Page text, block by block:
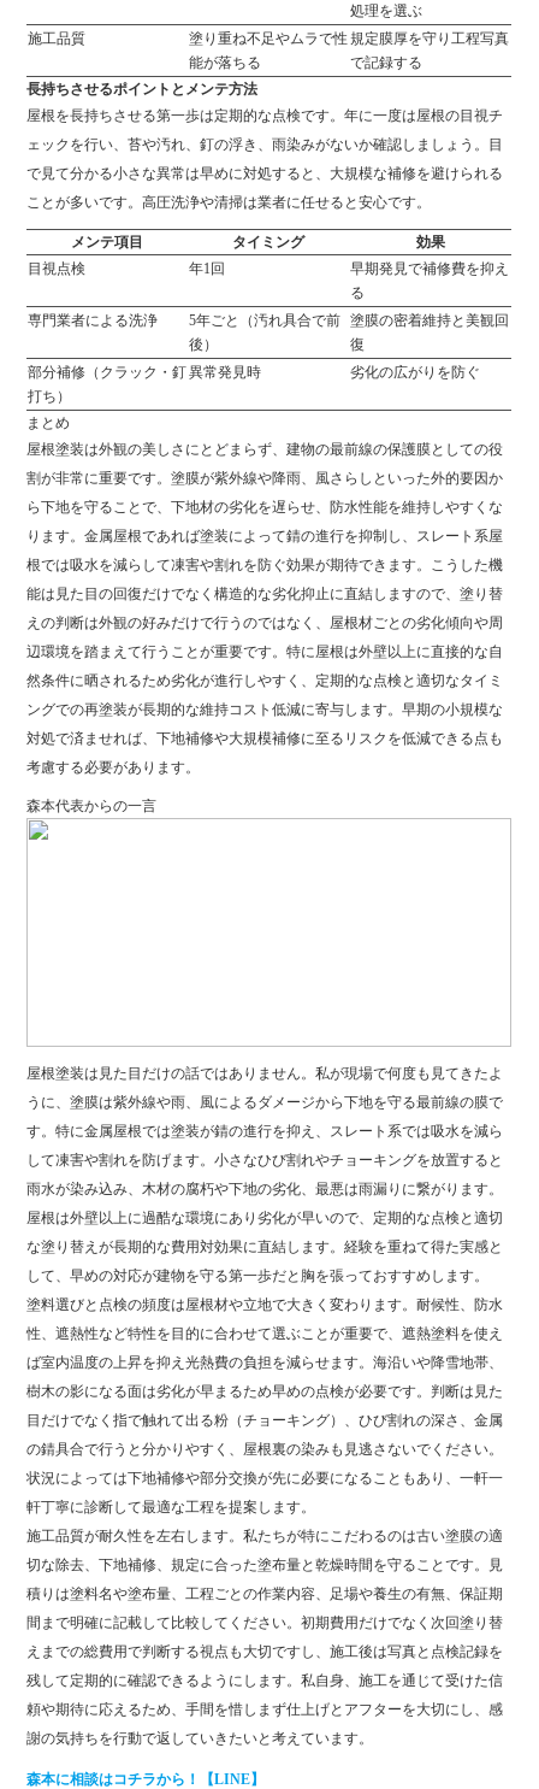
処理を選ぶ
施工品質
塗り重ね不足やムラで性
能が落ちる
規定膜厚を守り工程写真
で記録する
長持ちさせるポイントとメンテ方法
屋根を長持ちさせる第一歩は定期的な点検です。年に一度は屋根の目視チ
ェックを行い、苔や汚れ、釘の浮き、雨染みがないか確認しましょう。目
で見て分かる小さな異常は早めに対処すると、大規模な補修を避けられる
ことが多いです。高圧洗浄や清掃は業者に任せると安心です。
メンテ項目 タイミング
効果
目視点検
年1回
早期発見で補修費を抑え
る
専門業者による洗浄
5年ごと（汚れ具合で前
後）
塗膜の密着維持と美観回
復
部分補修（クラック・釘
打ち）
異常発見時 劣化の広がりを防ぐ
まとめ
屋根塗装は外観の美しさにとどまらず、建物の最前線の保護膜としての役
割が非常に重要です。塗膜が紫外線や降雨、風さらしといった外的要因か
ら下地を守ることで、下地材の劣化を遅らせ、防水性能を維持しやすくな
ります。金属屋根であれば塗装によって錆の進行を抑制し、スレート系屋
根では吸水を減らして凍害や割れを防ぐ効果が期待できます。こうした機
能は見た目の回復だけでなく構造的な劣化抑止に直結しますので、塗り替
えの判断は外観の好みだけで行うのではなく、屋根材ごとの劣化傾向や周
辺環境を踏まえて行うことが重要です。特に屋根は外壁以上に直接的な自
然条件に晒されるため劣化が進行しやすく、定期的な点検と適切なタイミ
ングでの再塗装が長期的な維持コスト低減に寄与します。早期の小規模な
対処で済ませれば、下地補修や大規模補修に至るリスクを低減できる点も
考慮する必要があります。
森本代表からの一言
屋根塗装は見た目だけの話ではありません。私が現場で何度も見てきたよ
うに、塗膜は紫外線や雨、風によるダメージから下地を守る最前線の膜で
す。特に金属屋根では塗装が錆の進行を抑え、スレート系では吸水を減ら
して凍害や割れを防げます。小さなひび割れやチョーキングを放置すると
雨水が染み込み、木材の腐朽や下地の劣化、最悪は雨漏りに繋がります。
屋根は外壁以上に過酷な環境にあり劣化が早いので、定期的な点検と適切
な塗り替えが長期的な費用対効果に直結します。経験を重ねて得た実感と
して、早めの対応が建物を守る第一歩だと胸を張っておすすめします。
塗料選びと点検の頻度は屋根材や立地で大きく変わります。耐候性、防水
性、遮熱性など特性を目的に合わせて選ぶことが重要で、遮熱塗料を使え
ば室内温度の上昇を抑え光熱費の負担を減らせます。海沿いや降雪地帯、
樹木の影になる面は劣化が早まるため早めの点検が必要です。判断は見た
目だけでなく指で触れて出る粉（チョーキング）、ひび割れの深さ、金属
の錆具合で行うと分かりやすく、屋根裏の染みも見逃さないでください。
状況によっては下地補修や部分交換が先に必要になることもあり、一軒一
軒丁寧に診断して最適な工程を提案します。
施工品質が耐久性を左右します。私たちが特にこだわるのは古い塗膜の適
切な除去、下地補修、規定に合った塗布量と乾燥時間を守ることです。見
積りは塗料名や塗布量、工程ごとの作業内容、足場や養生の有無、保証期
間まで明確に記載して比較してください。初期費用だけでなく次回塗り替
えまでの総費用で判断する視点も大切ですし、施工後は写真と点検記録を
残して定期的に確認できるようにします。私自身、施工を通じて受けた信
頼や期待に応えるため、手間を惜しまず仕上げとアフターを大切にし、感
謝の気持ちを行動で返していきたいと考えています。
森本に相談はコチラから！【LINE】